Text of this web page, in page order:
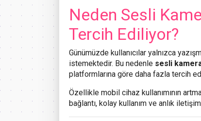
Neden Sesli
Tercih Ediliyor?
Günümüzde kullanıcılar yalnızca
istemektedir. Bu nedenle sesli
platformlarına göre daha fazla tercih
Özellikle mobil cihaz kullanımının
bağlantı, kolay kullanım ve anlık